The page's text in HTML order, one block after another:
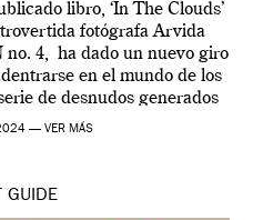
libro, ‘In The Clouds’
fotógrafa Arvida
4, ha dado un nuevo giro
en el mundo de los
de desnudos generados
[…]— VER MÁS
GUIDE